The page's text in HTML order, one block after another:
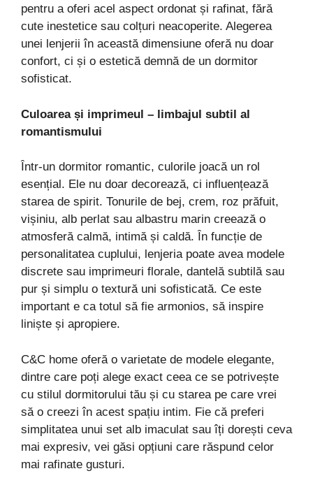
pentru a oferi acel aspect ordonat și rafinat, fără
cute inestetice sau colțuri neacoperite. Alegerea
unei lenjerii în această dimensiune oferă nu doar
confort, ci și o estetică demnă de un dormitor
sofisticat.
Culoarea și imprimeul – limbajul subtil al
romantismului
Într-un dormitor romantic, culorile joacă un rol
esențial. Ele nu doar decorează, ci influențează
starea de spirit. Tonurile de bej, crem, roz prăfuit,
vișiniu, alb perlat sau albastru marin creează o
atmosferă calmă, intimă și caldă. În funcție de
personalitatea cuplului, lenjeria poate avea modele
discrete sau imprimeuri florale, dantelă subtilă sau
pur și simplu o textură uni sofisticată. Ce este
important e ca totul să fie armonios, să inspire
liniște și apropiere.
C&C home oferă o varietate de modele elegante,
dintre care poți alege exact ceea ce se potrivește
cu stilul dormitorului tău și cu starea pe care vrei
să o creezi în acest spațiu intim. Fie că preferi
simplitatea unui set alb imaculat sau îți dorești ceva
mai expresiv, vei găsi opțiuni care răspund celor
mai rafinate gusturi.